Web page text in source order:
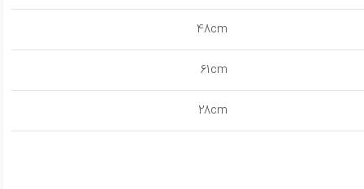
48cm
61cm
28cm